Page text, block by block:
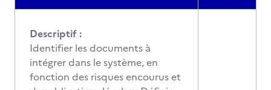
Descriptif :
Identifier les documents à
intégrer dans le système, en
fonction des risques encourus et